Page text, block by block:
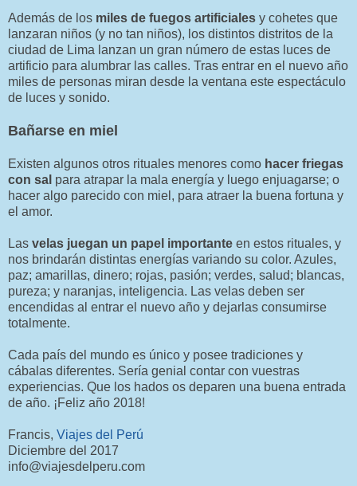
Además de los miles de fuegos artificiales y cohetes que
lanzaran niños (y no tan niños), los distintos distritos de la
ciudad de Lima lanzan un gran número de estas luces de
artificio para alumbrar las calles. Tras entrar en el nuevo año
miles de personas miran desde la ventana este espectáculo
de luces y sonido.
Bañarse en miel
Existen algunos otros rituales menores como hacer friegas
con sal para atrapar la mala energía y luego enjuagarse; o
hacer algo parecido con miel, para atraer la buena fortuna y
el amor.
Las velas juegan un papel importante en estos rituales, y
nos brindarán distintas energías variando su color. Azules,
paz; amarillas, dinero; rojas, pasión; verdes, salud; blancas,
pureza; y naranjas, inteligencia. Las velas deben ser
encendidas al entrar el nuevo año y dejarlas consumirse
totalmente.
Cada país del mundo es único y posee tradiciones y
cábalas diferentes. Sería genial contar con vuestras
experiencias. Que los hados os deparen una buena entrada
de año. ¡Feliz año 2018!
Francis, Viajes del Perú
Diciembre del 2017
info@viajesdelperu.com